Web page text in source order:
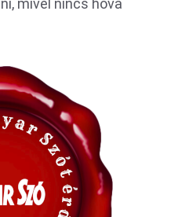
mivel nincs hova